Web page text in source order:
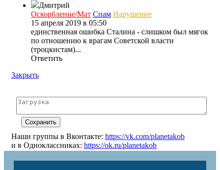
Дмитрий
Оскорбление/Мат Спам Нарушение
15 апреля 2019 в 05:50
единственная ошибка Сталина - слишком был мягок
по отношению к врагам Советской власти
(троцкистам)...
Ответить
Закрыть
Наши группы в Вконтакте: https://vk.com/planetakob
и в Одноклассниках: https://ok.ru/planetakob